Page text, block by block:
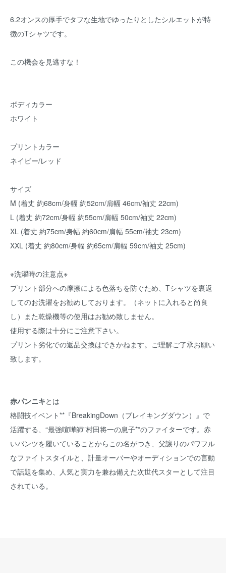
6.2オンスの厚手でタフな生地でゆったりとしたシルエットが特
徴のTシャツです。
この機会を見逃すな！
ボディカラー
ホワイト
プリントカラー
ネイビー/レッド
サイズ
M (着丈 約68cm/身幅 約52cm/肩幅 46cm/袖丈 22cm)
L (着丈 約72cm/身幅 約55cm/肩幅 50cm/袖丈 22cm)
XL (着丈 約75cm/身幅 約60cm/肩幅 55cm/袖丈 23cm)
XXL (着丈 約80cm/身幅 約65cm/肩幅 59cm/袖丈 25cm)
※洗濯時の注意点※
プリント部分への摩擦による色落ちを防ぐため、Tシャツを裏返
してのお洗濯をお勧めしております。（ネットに入れると尚良
し）また乾燥機等の使用はお勧め致しません。
使用する際は十分にご注意下さい。
プリント劣化での返品交換はできかねます。ご理解ご了承お願い
致します。
赤パンニキとは
格闘技イベント**『BreakingDown（ブレイキングダウン）』で
活躍する、“最強喧嘩師”村田将一の息子**のファイターです。赤
いパンツを履いていることからこの名がつき、父譲りのパワフル
なファイトスタイルと、計量オーバーやオーディションでの言動
で話題を集め、人気と実力を兼ね備えた次世代スターとして注目
されている。